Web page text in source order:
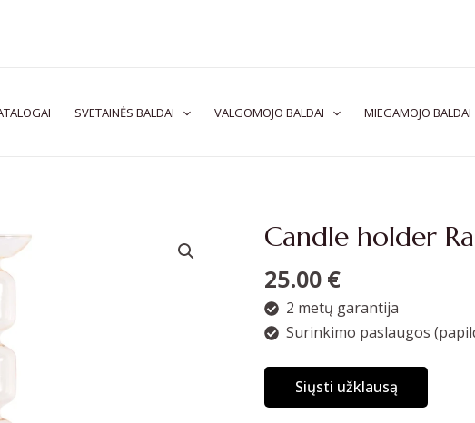
SVETAINĖS BALDAI VALGOMOJO BALDAI MIEGAMOJO BALDAI
Candle holder
25.00 €
2 metų garantija
Surinkimo paslaugos
Siųsti užklausą